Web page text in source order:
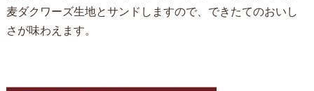
麦ダクワーズ生地とサンドしますので、できたてのおいし
さが味わえます。